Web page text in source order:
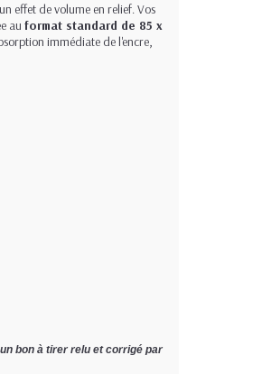
effet de volume en relief. Vos
au format standard de 85 x
immédiate de l'encre,
bon à tirer relu et corrigé par